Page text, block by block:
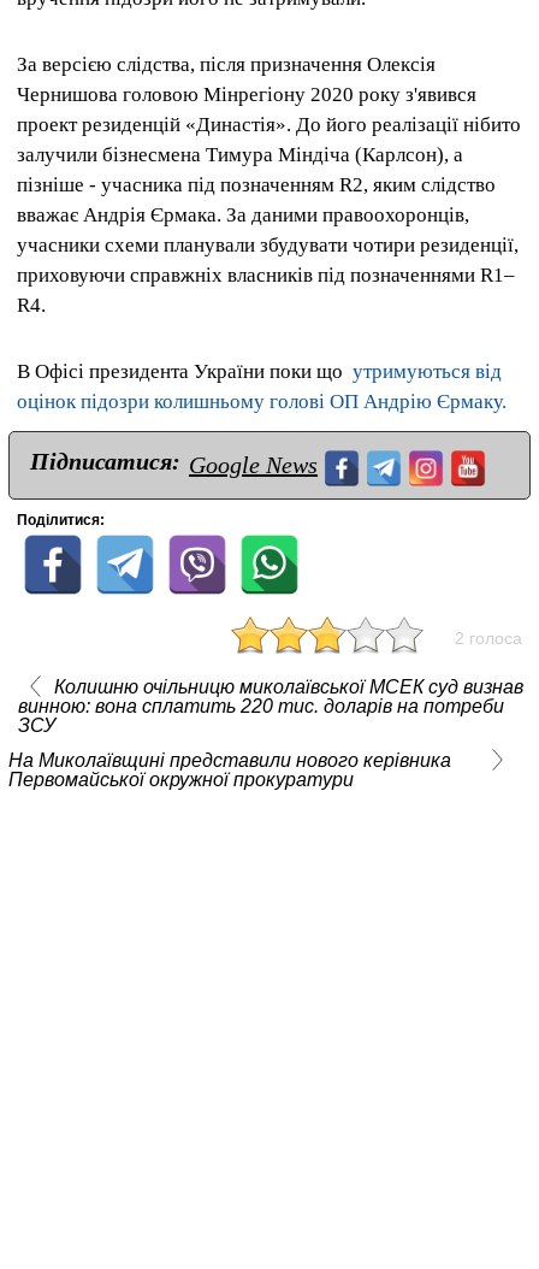
За версією слідства, після призначення Олексія
Чернишова головою Мінрегіону 2020 року з'явився
проект резиденцій «Династія». До його реалізації нібито
залучили бізнесмена Тимура Міндіча (Карлсон), а
пізніше - учасника під позначенням R2, яким слідство
вважає Андрія Єрмака. За даними правоохоронців,
учасники схеми планували збудувати чотири резиденції,
приховуючи справжніх власників під позначеннями R1–
R4.
В Офісі президента України поки що утримуються від
оцінок підозри колишньому голові ОП Андрію Єрмаку.
Підписатися: Google News
Поділитися:
2 голоса
Колишню очільницю миколаївської МСЕК суд визнав
винною: вона сплатить 220 тис. доларів на потреби
ЗСУ
На Миколаївщині представили нового керівника
Первомайської окружної прокуратури